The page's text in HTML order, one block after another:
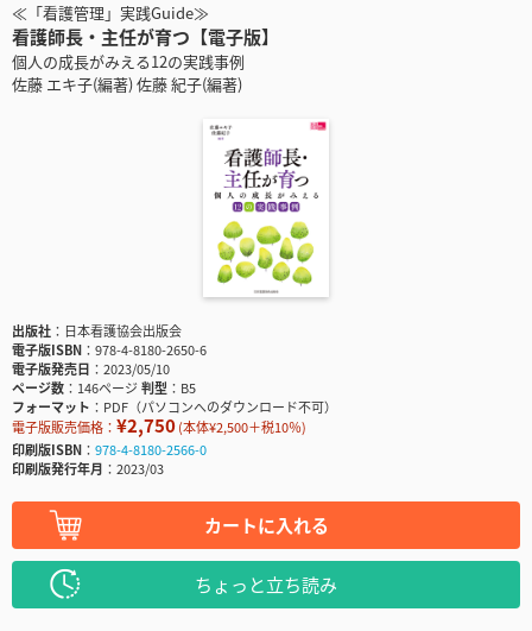
≪「看護管理」実践Guide≫
看護師長・主任が育つ【電子版】
個人の成長がみえる12の実践事例
佐藤 エキ子(編著) 佐藤 紀子(編著)
出版社
日本看護協会出版会
電子版ISBN
978-4-8180-2650-6
電子版発売日
2023/05/10
ページ数
146ページ判型
B5
フォーマット
PDF（パソコンへのダウンロード不可）
電子版販売価格： ¥2,750(本体¥2,500＋税10％)
印刷版ISBN
978-4-8180-2566-0
印刷版発行年月
2023/03
カートに入れる
ちょっと立ち読み